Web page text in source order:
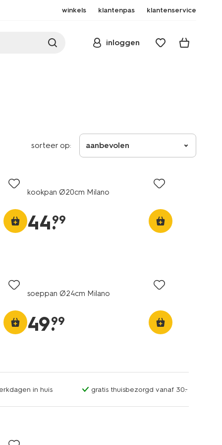
winkels klantenpas klantenservice
inloggen
sorteer op: aanbevolen
kookpan Ø20cm Milano
44.
99
soeppan Ø24cm Milano
49.
99
in huis gratis thuisbezorgd vanaf 30.-